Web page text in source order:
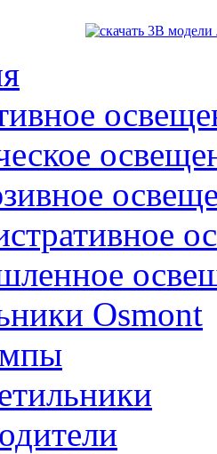
Osmont